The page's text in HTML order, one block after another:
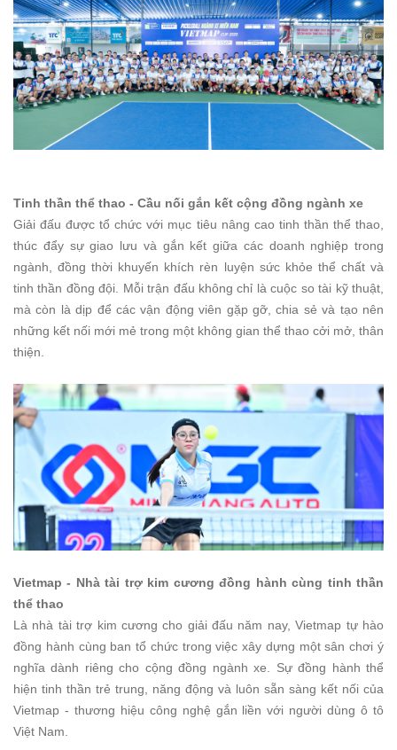
Tinh thần thể thao - Cầu nối gắn kết cộng đồng ngành xe
Giải đấu được tổ chức với mục tiêu nâng cao tinh thần thể thao,
thúc đẩy sự giao lưu và gắn kết giữa các doanh nghiệp trong
ngành, đồng thời khuyến khích rèn luyện sức khỏe thể chất và
tinh thần đồng đội. Mỗi trận đấu không chỉ là cuộc so tài kỹ thuật,
mà còn là dịp để các vận động viên gặp gỡ, chia sẻ và tạo nên
những kết nối mới mẻ trong một không gian thể thao cởi mở, thân
thiện.
Vietmap - Nhà tài trợ kim cương đồng hành cùng tinh thần
thể thao
Là nhà tài trợ kim cương cho giải đấu năm nay, Vietmap tự hào
đồng hành cùng ban tổ chức trong việc xây dựng một sân chơi ý
nghĩa dành riêng cho cộng đồng ngành xe. Sự đồng hành thể
hiện tinh thần trẻ trung, năng động và luôn sẵn sàng kết nối của
Vietmap - thương hiệu công nghệ gắn liền với người dùng ô tô
Việt Nam.